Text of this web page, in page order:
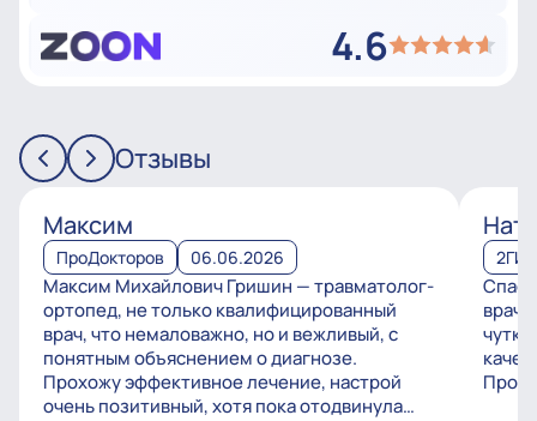
4.6
Отзывы
Максим
ПроДокторов 06.06.2026
Максим Михайлович Гришин — травматолог-
ортопед, не только квалифицированный
врач, что немаловажно, но и вежливый, с
понятным объяснением о диагнозе.
Прохожу эффективное лечение, настрой
очень позитивный, хотя пока отодвинула